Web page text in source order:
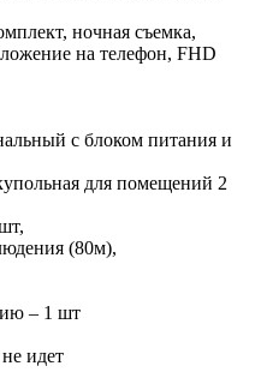
ночная съемка,
на телефон, FHD
c блоком питания и
для помещений 2
(80м),
– 1 шт
идет